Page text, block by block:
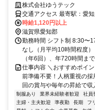
で働けます。 土日休み・年休120日・昇給・賞与年2回。安心して長く
働ける好待遇◎
株式会社ゆうテック
交通アクセス 最寄駅：愛知川駅 近江鉄道「愛知川駅」から
（徒歩30分） ■マ
時給1,120円以上
滋賀県愛知郡
勤務時間 シフト制 8:30〜
なし（月平均10時間程度
（年6回）、年720時間ま
仕事内容 ＼おすすめポイ
前準備不要！人柄重視の
回の賞与や毎年の昇給で
制服あり 業界未経験者歓迎 社員
主婦・主夫歓迎
準夜勤 長期 フ